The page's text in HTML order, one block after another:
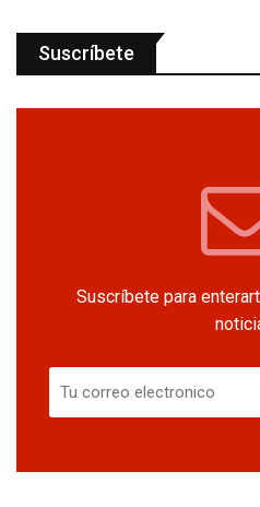
Suscríbete
Suscríbete para